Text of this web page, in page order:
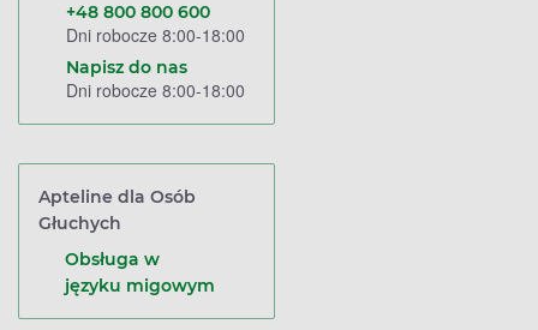
+48 800 800 600
Dni robocze 8:00-18:00
Napisz do nas
Dni robocze 8:00-18:00
Apteline dla Osób
Głuchych
Obsługa w
języku migowym